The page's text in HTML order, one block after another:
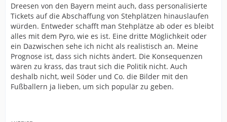
Dreesen von den Bayern meint auch, dass personalisierte
Tickets auf die Abschaffung von Stehplätzen hinauslaufen
würden. Entweder schafft man Stehplätze ab oder es bleibt
alles mit dem Pyro, wie es ist. Eine dritte Möglichkeit oder
ein Dazwischen sehe ich nicht als realistisch an. Meine
Prognose ist, dass sich nichts ändert. Die Konsequenzen
wären zu krass, das traut sich die Politik nicht. Auch
deshalb nicht, weil Söder und Co. die Bilder mit den
Fußballern ja lieben, um sich populär zu geben.